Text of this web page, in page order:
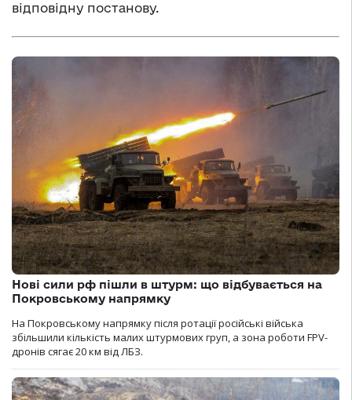
відповідну постанову.
Нові сили рф пішли в штурм: що відбувається на
Покровському напрямку
На Покровському напрямку після ротації російські війська
збільшили кількість малих штурмових груп, а зона роботи FPV-
дронів сягає 20 км від ЛБЗ.